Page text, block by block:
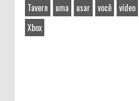
Tavern
uma usar você vídeo
Xbox